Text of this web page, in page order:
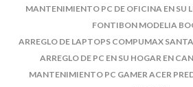
MANTENIMIENTO PC DE OFICINA EN SU
FONTIBON MODELIA
ARREGLO DE LAPTOPS COMPUMAX
ARREGLO DE PC EN SU HOGAR EN
MANTENIMIENTO PC GAMER ACER